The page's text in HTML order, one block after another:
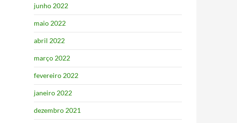
junho 2022
maio 2022
abril 2022
março 2022
fevereiro 2022
janeiro 2022
dezembro 2021